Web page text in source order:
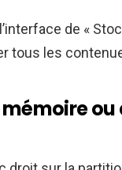
de «
tous les
ou